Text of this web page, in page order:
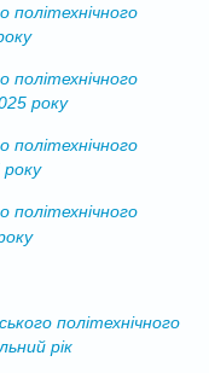
політехнічного
політехнічного
року
політехнічного
року
політехнічного
політехнічного
рік